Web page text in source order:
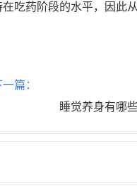
吃药阶段的水平，因此
篇：
睡觉养身有哪